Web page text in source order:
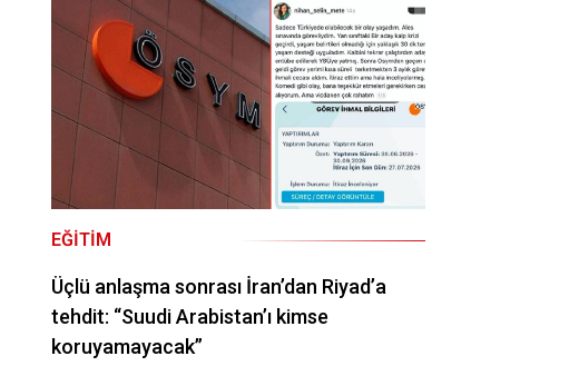
EĞITIM
Üçlü anlaşma sonrası İran’dan Riyad’a
tehdit: “Suudi Arabistan’ı kimse
koruyamayacak”